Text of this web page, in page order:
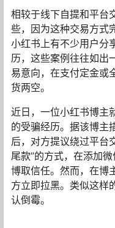
相较于线下自提和平台
些，因为这种交易方式
小红书上有不少用户分
历，这些案例往往如出
易意向，在支付定金或
货两空。
近日，一位小红书博主
的受骗经历。据该博主
后，对方提议绕过平台
尾款”的方式，在添加
博取信任。然而，在博
方立即拉黑。类似这样
认倒霉。